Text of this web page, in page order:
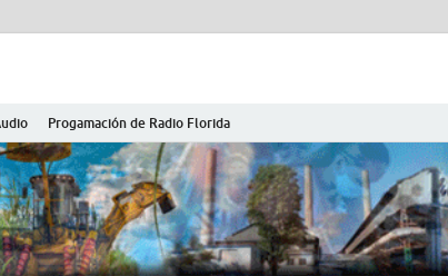
Progamación de Radio Florida
de Cuba
Camagüey, Cuba